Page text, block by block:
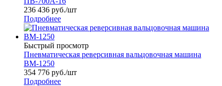
236 436 руб./шт
Подробнее
Быстрый просмотр
Пневматическая реверсивная вальцовочная машина
ВМ-1250
354 776 руб./шт
Подробнее